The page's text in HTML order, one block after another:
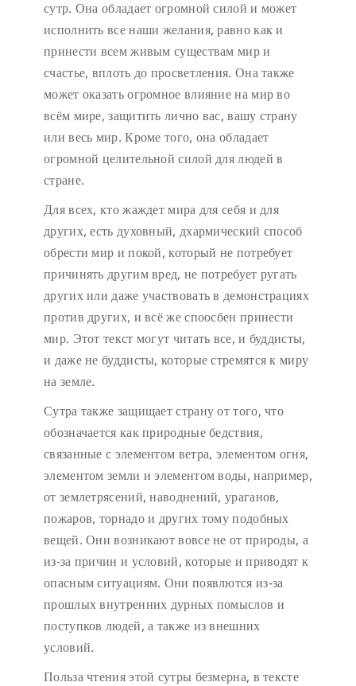
сутр. Она обладает огромной силой и может
исполнить все наши желания, равно как и
принести всем живым существам мир и
счастье, вплоть до просветления. Она также
может оказать огромное влияние на мир во
всём мире, защитить лично вас, вашу страну
или весь мир. Кроме того, она обладает
огромной целительной силой для людей в
стране.
Для всех, кто жаждет мира для себя и для
других, есть духовный, дхармический способ
обрести мир и покой, который не потребует
причинять другим вред, не потребует ругать
других или даже участвовать в демонстрациях
против других, и всё же споосбен принести
мир. Этот текст могут читать все, и буддисты,
и даже не буддисты, которые стремятся к миру
на земле.
Сутра также защищает страну от того, что
обозначается как природные бедствия,
связанные с элементом ветра, элементом огня,
элементом земли и элементом воды, например,
от землетрясений, наводнений, ураганов,
пожаров, торнадо и других тому подобных
вещей. Они возникают вовсе не от природы, а
из-за причин и условий, которые и приводят к
опасным ситуациям. Они появлются из-за
прошлых внутренних дурных помыслов и
поступков людей, а также из внешних
условий.
Польза чтения этой сутры безмерна, в тексте